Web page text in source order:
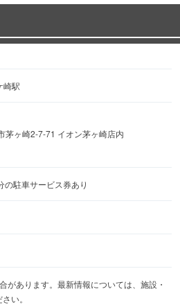
崎駅
茅ヶ崎2-7-71 イオン茅ヶ崎店内
駐車サービス券あり
があります。最新情報については、施設・
い。